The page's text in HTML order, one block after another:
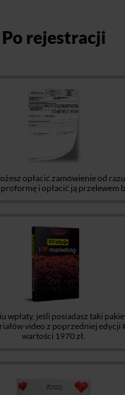
Po rejestracji
opłacić zamówienie od
i opłacić ją przelewem
wpłaty, jeśli posiadasz taki
video z poprzedniej edycji
wartości 1970 zł.